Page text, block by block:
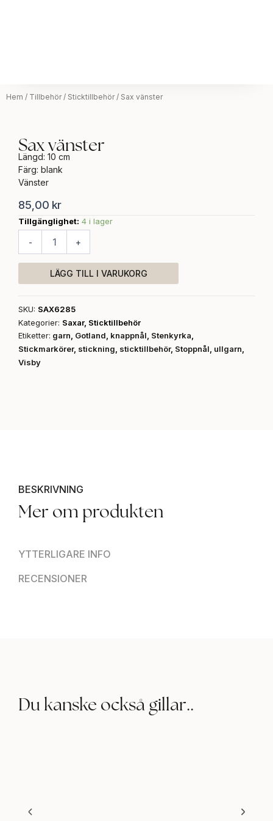
Hem / Tillbehör/ Sticktillbehör/ Sax vänster
Sax vänster
Längd: 10 cm
Färg: blank
Vänster
85,00 kr
Tillgänglighet: 4 i lager
-
Sax
+
LÄGG TILL I VARUKORG
SKU: SAX6285
Kategorier: Saxar, Sticktillbehör
Etiketter: garn Gotland knappnål Stenkyrka
Stickmarkörer, stickning sticktillbehör, Stoppnål ullgarn
Visby
BESKRIVNING
YTTERLIGARE INFO
RECENSIONER
Mer om produkten
Du kanske också gillar..